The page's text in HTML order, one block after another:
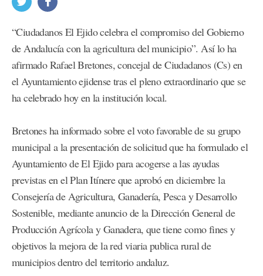
“Ciudadanos El Ejido celebra el compromiso del Gobierno
de Andalucía con la agricultura del municipio”. Así lo ha
afirmado Rafael Bretones, concejal de Ciudadanos (Cs) en
el Ayuntamiento ejidense tras el pleno extraordinario que se
ha celebrado hoy en la institución local.
Bretones ha informado sobre el voto favorable de su grupo
municipal a la presentación de solicitud que ha formulado el
Ayuntamiento de El Ejido para acogerse a las ayudas
previstas en el Plan Itínere que aprobó en diciembre la
Consejería de Agricultura, Ganadería, Pesca y Desarrollo
Sostenible, mediante anuncio de la Dirección General de
Producción Agrícola y Ganadera, que tiene como fines y
objetivos la mejora de la red viaria publica rural de
municipios dentro del territorio andaluz.